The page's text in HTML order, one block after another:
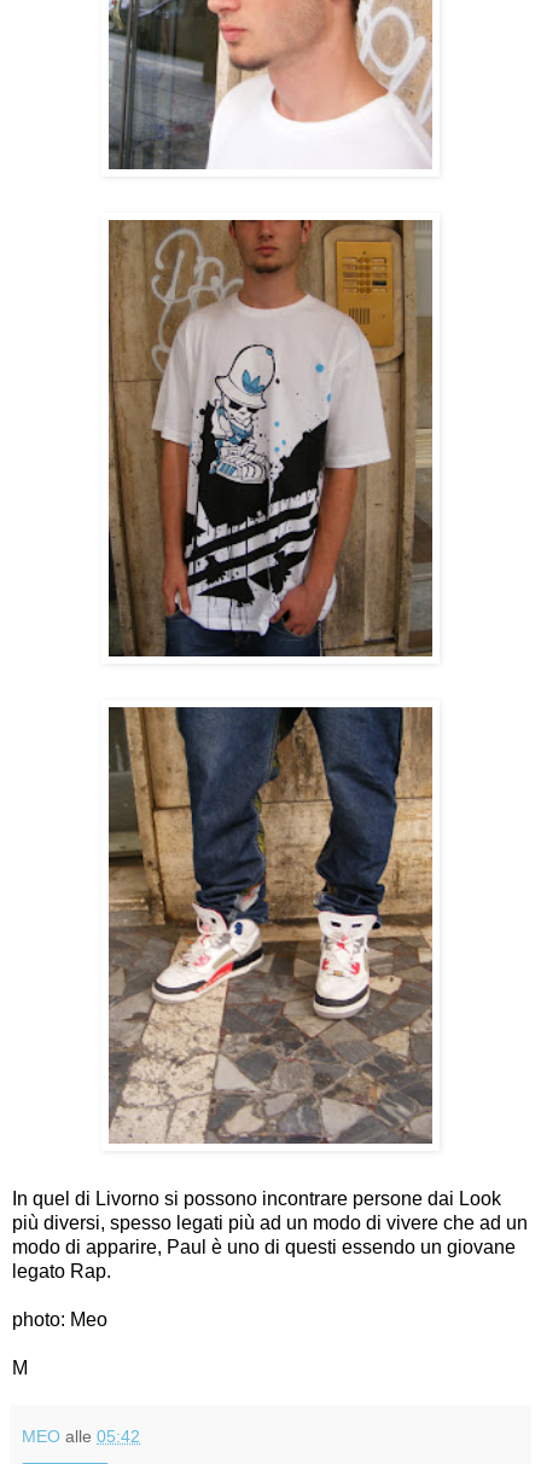
In quel di Livorno si possono incontrare persone dai Look
più diversi, spesso legati più ad un modo di vivere che ad un
modo di apparire, Paul è uno di questi essendo un giovane
legato Rap.
photo: Meo
M
MEO alle 05:42